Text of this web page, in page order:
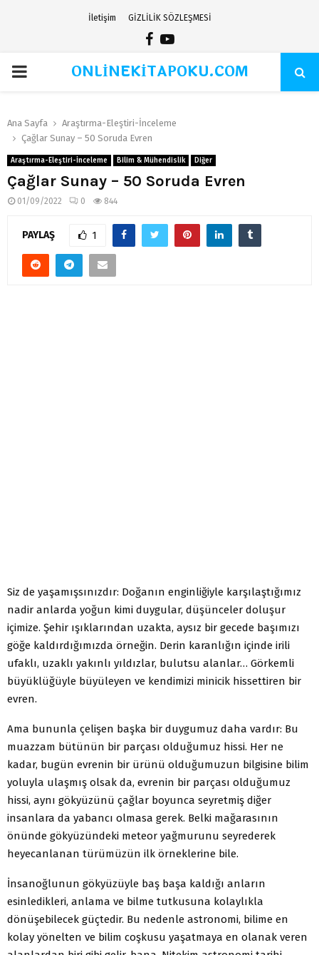
İletişim GİZLİLİK SÖZLEŞMESİ
Facebook
Youtube
PRIMARYONLİNEKİTAPOKU.COM
Ana Sayfa
Araştırma-Eleştiri-İnceleme
Çağlar Sunay – 50 Soruda Evren
Araştırma-Eleştiri-İnceleme Bilim & Mühendislik Diğer
Çağlar Sunay – 50 Soruda Evren
01/09/2022 0 844
PAYLAŞ 1
Siz de yaşamışsınızdır: Doğanın enginliğiyle karşılaştığımız
nadir anlarda yoğun kimi duygular, düşünceler doluşur
içimize. Şehir ışıklarından uzakta, aysız bir gecede başımızı
göğe kaldırdığımızda örneğin. Derin karanlığın içinde irili
ufaklı, uzaklı yakınlı yıldızlar, bulutsu alanlar… Görkemli
büyüklüğüyle büyüleyen ve kendimizi minicik hissettiren bir
evren.
Ama bununla çelişen başka bir duygumuz daha vardır: Bu
muazzam bütünün bir parçası olduğumuz hissi. Her ne
kadar, bugün evrenin bir ürünü olduğumuzun bilgisine bilim
yoluyla ulaşmış olsak da, evrenin bir parçası olduğumuz
hissi, aynı gökyüzünü çağlar boyunca seyretmiş diğer
insanlara da yabancı olmasa gerek. Belki mağarasının
önünde gökyüzündeki meteor yağmurunu seyrederek
heyecanlanan türümüzün ilk örneklerine bile.
İnsanoğlunun gökyüzüyle baş başa kaldığı anların
esinledikleri, anlama ve bilme tutkusuna kolaylıkla
dönüşebilecek güçtedir. Bu nedenle astronomi, bilime en
kolay yönelten ve bilim coşkusu yaşatmaya en olanak veren